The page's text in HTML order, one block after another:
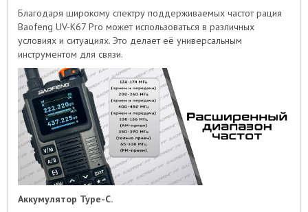
Благодаря широкому спектру поддерживаемых частот рация
Baofeng UV-K67 Pro может использоваться в различных
условиях и ситуациях. Это делает её универсальным
инструментом для связи.
Аккумулятор Type-C.